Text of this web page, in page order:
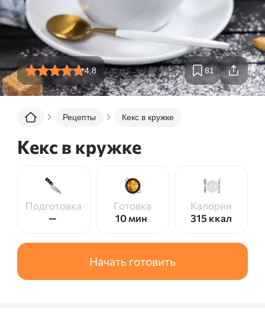
4,8 81
Рецепты Кекс в кружке
Кекс в кружке
Подготовка
—
Готовка
10 мин
Калории
315 ккал
Начать готовить